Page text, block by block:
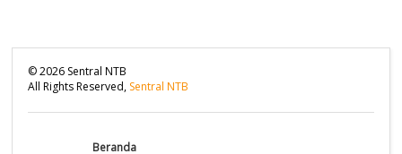
©2026 Sentral NTB
All Rights Reserved, Sentral NTB
Beranda